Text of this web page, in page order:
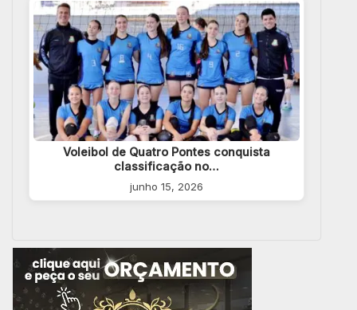
Voleibol de Quatro Pontes conquista
classificação no…
junho 15, 2026